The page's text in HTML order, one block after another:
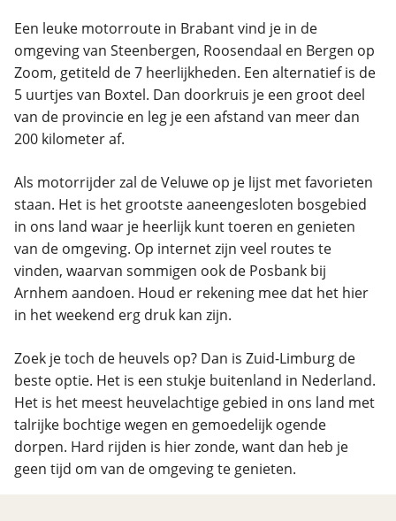
Een leuke motorroute in Brabant vind je in de
omgeving van Steenbergen, Roosendaal en Bergen op
Zoom, getiteld de 7 heerlijkheden. Een alternatief is de
5 uurtjes van Boxtel. Dan doorkruis je een groot deel
van de provincie en leg je een afstand van meer dan
200 kilometer af.
Als motorrijder zal de Veluwe op je lijst met favorieten
staan. Het is het grootste aaneengesloten bosgebied
in ons land waar je heerlijk kunt toeren en genieten
van de omgeving. Op internet zijn veel routes te
vinden, waarvan sommigen ook de Posbank bij
Arnhem aandoen. Houd er rekening mee dat het hier
in het weekend erg druk kan zijn.
Zoek je toch de heuvels op? Dan is Zuid-Limburg de
beste optie. Het is een stukje buitenland in Nederland.
Het is het meest heuvelachtige gebied in ons land met
talrijke bochtige wegen en gemoedelijk ogende
dorpen. Hard rijden is hier zonde, want dan heb je
geen tijd om van de omgeving te genieten.